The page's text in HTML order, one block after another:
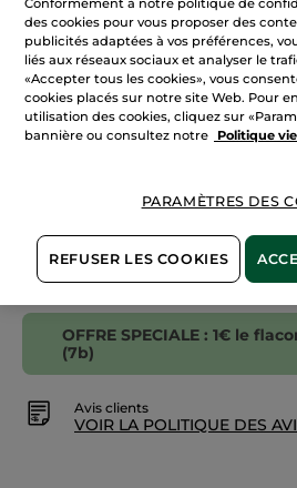
Recharge
Bain
Douche
VanilleAJOUTER AU
Livraison à partir du12/08
Satisfait ou remboursé
Conditions générales de vente
VOIR LES CONDITIONS
OFFRE SPECIALE : 1€ le
(7b)
Avis clients
VOIR LA POLITIQUE DES
des cookies pour vous proposer des
publicités adaptées à vos préférences,
liés aux réseaux sociaux et analyser le
«Accepter tous les cookies», vous
cookies placés sur notre site Web. Pour
utilisation des cookies, cliquez sur
bannière ou consultez notre
Politique
PARAMÈTRES DES
REFUSER LES COOKIES